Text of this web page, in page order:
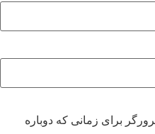
برای زمانی که دوباره